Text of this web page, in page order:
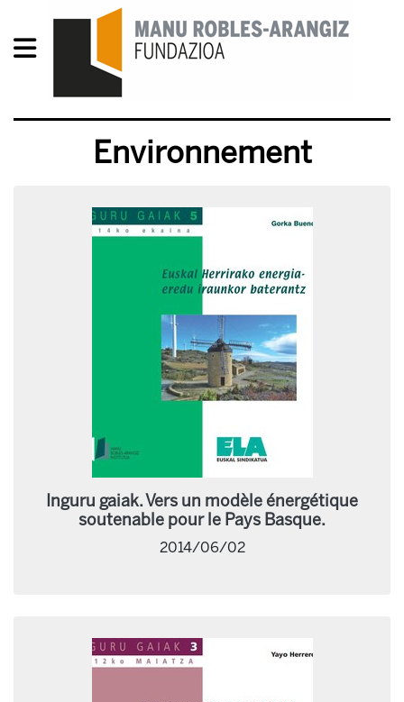
Environnement
Inguru gaiak. Vers un modèle énergétique
soutenable pour le Pays Basque.
2014/06/02